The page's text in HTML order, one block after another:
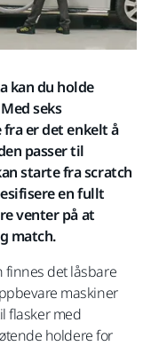
kan du holde
seks
er det enkelt å
passer til
starte fra scratch
en fullt
venter på at
match.
det låsbare
maskiner
flasker med
holdere for